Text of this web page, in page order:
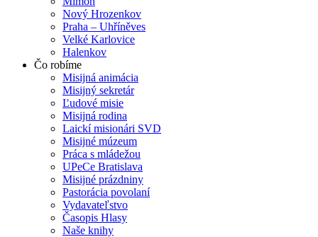
Nový Hrozenkov
Praha – Uhříněves
Velké Karlovice
Halenkov
Čo robíme
Misijná animácia
Misijný sekretár
Ľudové misie
Misijná rodina
Laickí misionári SVD
Misijné múzeum
Práca s mládežou
UPeCe Bratislava
Misijné prázdniny
Pastorácia povolaní
Vydavateľstvo
Časopis Hlasy
Naše knihy